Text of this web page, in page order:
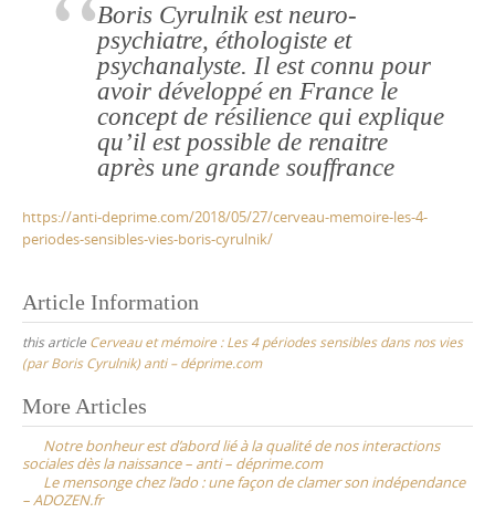
Boris Cyrulnik est neuro-
psychiatre, éthologiste et
psychanalyste. Il est connu pour
avoir développé en France le
concept de résilience qui explique
qu’il est possible de renaitre
après une grande souffrance
https://anti-deprime.com/2018/05/27/cerveau-memoire-les-4-
periodes-sensibles-vies-boris-cyrulnik/
Article Information
this article Cerveau et mémoire : Les 4 périodes sensibles dans nos vies
(par Boris Cyrulnik) anti – déprime.com
Post
navigation
More Articles
Notre bonheur est d’abord lié à la qualité de nos interactions
sociales dès la naissance – anti – déprime.com
Le mensonge chez l’ado : une façon de clamer son indépendance
– ADOZEN.fr